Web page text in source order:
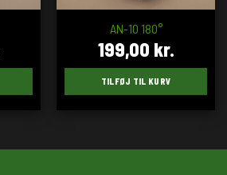
AN-10 180°
199,00 kr.
TILFØJ TIL KURV